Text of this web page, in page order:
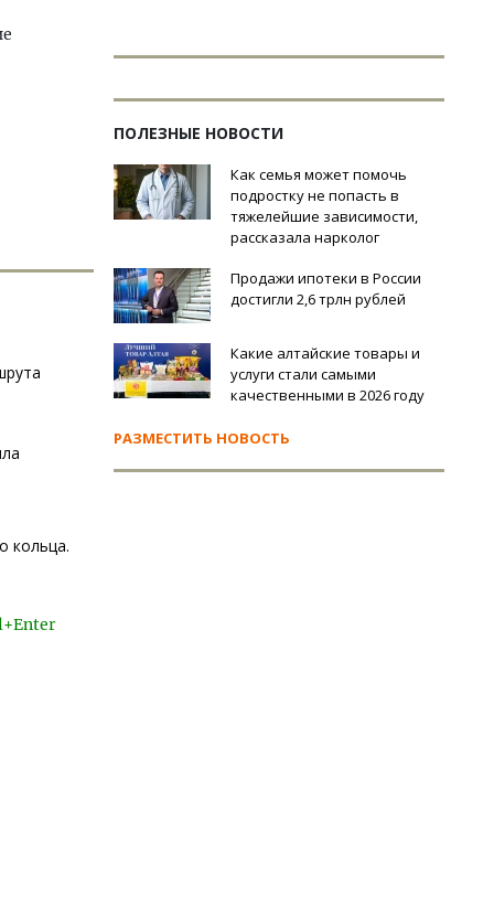
кольца.
ПОЛЕЗНЫЕ НОВОСТИ
Как семья может помочь
подростку не попасть в
тяжелейшие зависимости,
рассказала нарколог
Продажи ипотеки в России
достигли 2,6 трлн рублей
Какие алтайские товары и
услуги стали самыми
качественными в 2026 году
РАЗМЕСТИТЬ НОВОСТЬ